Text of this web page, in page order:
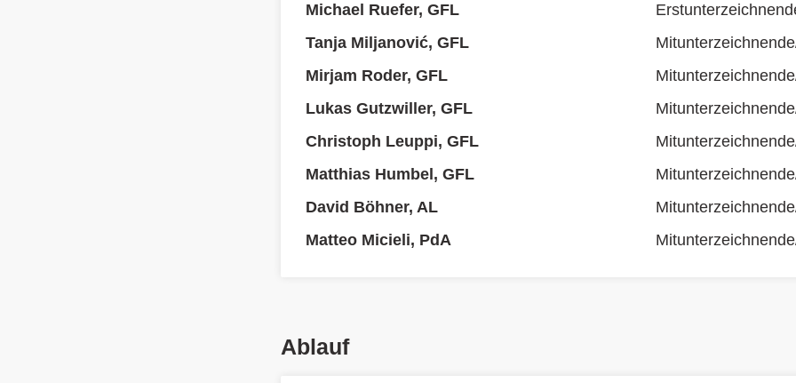
Michael Ruefer, GFL
Tanja Miljanović, GFL
Mirjam Roder, GFL
Lukas Gutzwiller, GFL
Christoph Leuppi, GFL
Matthias Humbel, GFL
David Böhner, AL
Matteo Micieli, PdA
Ablauf